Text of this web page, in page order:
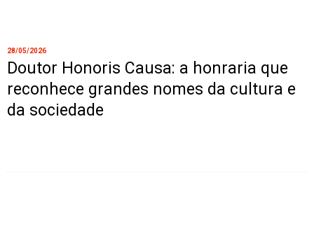
28/05/2026
Doutor Honoris Causa: a honraria que
reconhece grandes nomes da cultura e
da sociedade